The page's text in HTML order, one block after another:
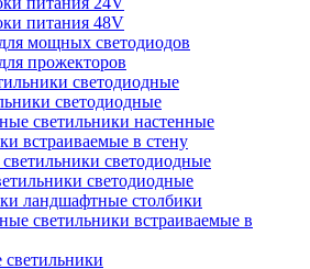
питания 48V
мощных светодиодов
прожекторов
светодиодные
светильники настенные
встраиваемые в стену
светодиодные
ландшафтные столбики
светильники встраиваемые в